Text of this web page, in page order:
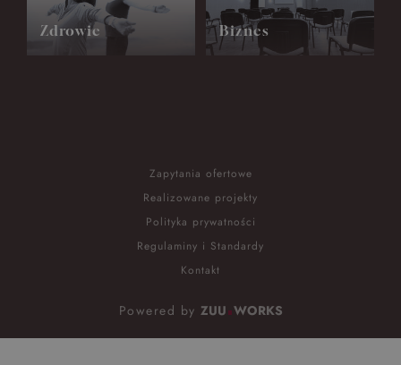
Zdrowie Biznes
Zapytania ofertowe
Realizowane projekty
Polityka prywatności
Regulaminy i Standardy
Kontakt
Powered by ZUU WORKS